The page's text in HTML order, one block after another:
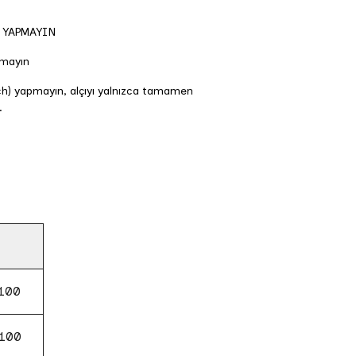
yapmayın, alçıyı yalnızca tamamen